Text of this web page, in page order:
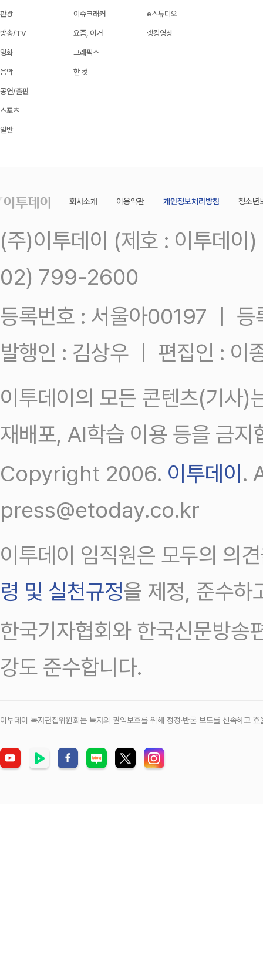
관광
방송/TV
영화
음악
공연/출판
스포츠
일반
이슈크래커
요즘, 이거
그래픽스
한 컷
e스튜디오
랭킹영상
회사소개 이용약관 개인정보처리방침 청소년
(주)이투데이 (제호 : 이투데
02) 799-2600
등록번호 : 서울아00197 ㅣ
발행인 : 김상우 ㅣ 편집인 : 이
이투데이의 모든 콘텐츠(기사)
재배포, AI학습 이용 등을 금지
Copyright 2006. 이투데이 .
press@etoday.co.kr
이투데이 임직원은 모두의 의
령 및 실천규정을 제정, 준수하
한국기자협회와 한국신문방송
강도 준수합니다.
이투데이 독자편집위원회는 독자의 권익보호를 위해 정정‧반론 보도를 신속하고